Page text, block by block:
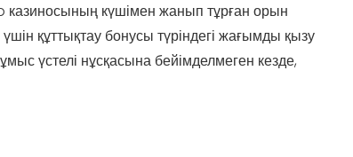
казиносының күшімен жанып тұрған орын
құттықтау бонусы түріндегі жағымды қызу
үстелі нұсқасына бейімделмеген кезде,